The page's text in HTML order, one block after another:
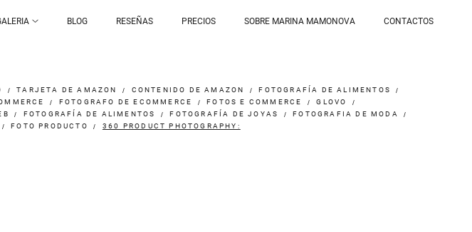
BLOG RESEÑAS PRECIOS SOBRE MARINA MAMONOVA CONTACTOS
TARJETA DE AMAZON CONTENIDO DE AMAZON
FOTOGRAFÍA DE ALIMENTOS
FOTOGRAFO DE ECOMMERCE FOTOS E COMMERCE
GLOVO
FOTOGRAFÍA DE ALIMENTOS FOTOGRAFÍA DE JOYAS
FOTOGRAFIA DE MODA
FOTO PRODUCTO 360 PRODUCT PHOTOGRAPHY: